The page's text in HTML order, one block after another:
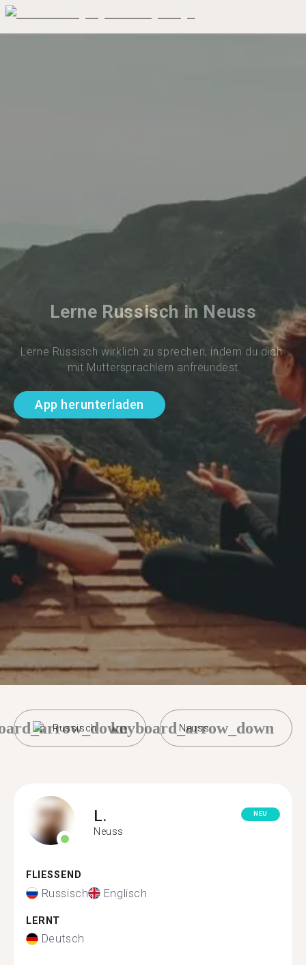
Lerne Russisch in Neuss
Lerne Russisch wirklich zu sprechen, indem du dich
mit Muttersprachlern anfreundest
App herunterladen
Russisch Neuss
keyboard_arrow_down
L.
Neuss
NEU
FLIESSEND
Russisch Englisch
LERNT
Deutsch